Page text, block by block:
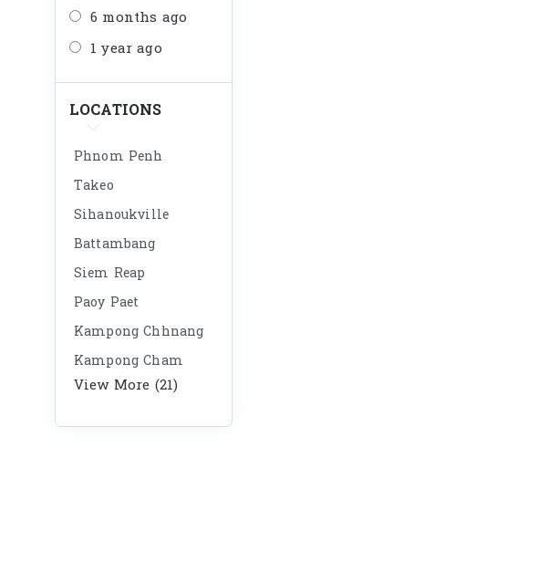
6 months ago
1 year ago
LOCATIONS
Phnom Penh
Takeo
Sihanoukville
Battambang
Siem Reap
Paoy Paet
Kampong Chhnang
Kampong Cham
View More (21)